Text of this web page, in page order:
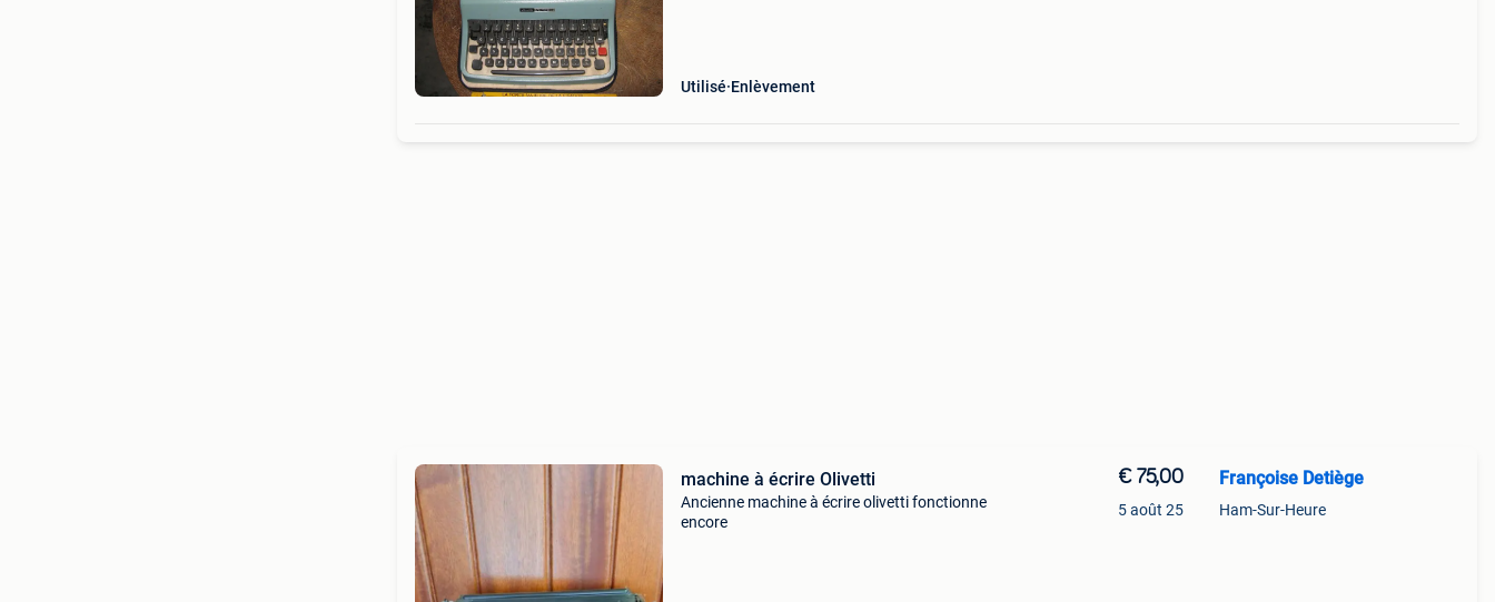
Utilisé Enlèvement
machine à écrire Olivetti
Ancienne machine à écrire olivetti fonctionne
encore
€ 75,00
5 août 25
Françoise Detiège
Ham-Sur-Heure